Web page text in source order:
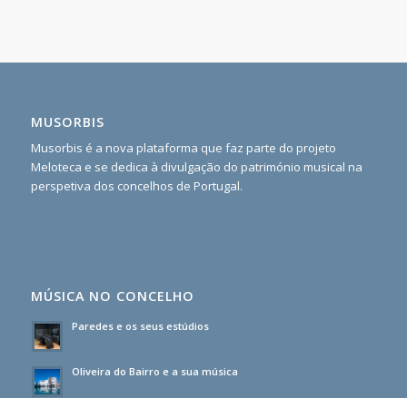
MUSORBIS
Musorbis é a nova plataforma que faz parte do projeto
Meloteca e se dedica à divulgação do património musical na
perspetiva dos concelhos de Portugal.
MÚSICA NO CONCELHO
Paredes e os seus estúdios
Oliveira do Bairro e a sua música